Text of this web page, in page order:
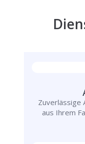
Zuverlässige
aus Ihrem